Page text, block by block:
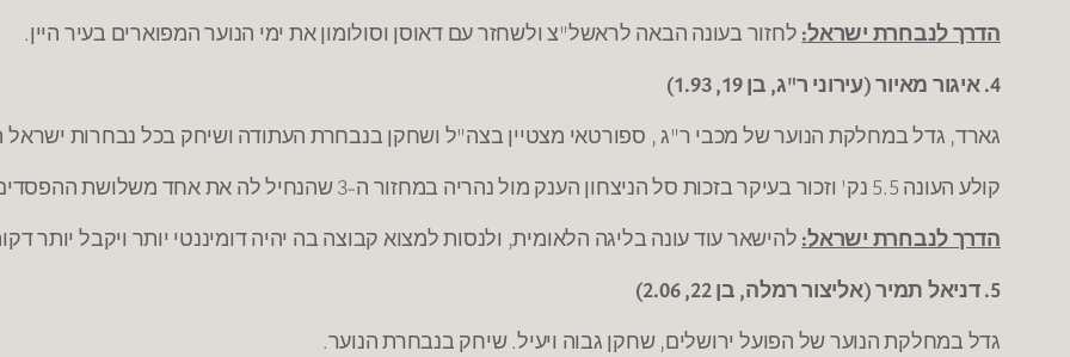
הדרך לנבחרת ישראל: לחזור בעונה הבאה לראשל"צ ולשחזר עם דאוסן וסולומון את ימי הנוער המפוארים בעיר היין.
4. איגור מאיור (עירוני ר"ג, בן 19, 1.93)
גארד, גדל במחלקת הנוער של מכבי ר"ג , ספורטאי מצטיין בצה"ל ושחקן בנבחרת העתודה ושיחק בכל נבחרות ישראל
קולע העונה 5.5 נק' וזכור בעיקר בזכות סל הניצחון הענק מול נהריה במחזור ה-3 שהנחיל לה את אחד משלושת ההפסדים שלה העונה.
הדרך לנבחרת ישראל: להישאר עוד עונה בליגה הלאומית, ולנסות למצוא קבוצה בה יהיה דומיננטי יותר ויקבל יותר
5. דניאל תמיר (אליצור רמלה, בן 22, 2.06)
גדל במחלקת הנוער של הפועל ירושלים, שחקן גבוה ויעיל. שיחק בנבחרת הנוער.